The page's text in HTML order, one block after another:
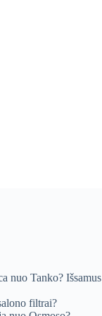
nuo Tanko? Išsamus
filtrai?